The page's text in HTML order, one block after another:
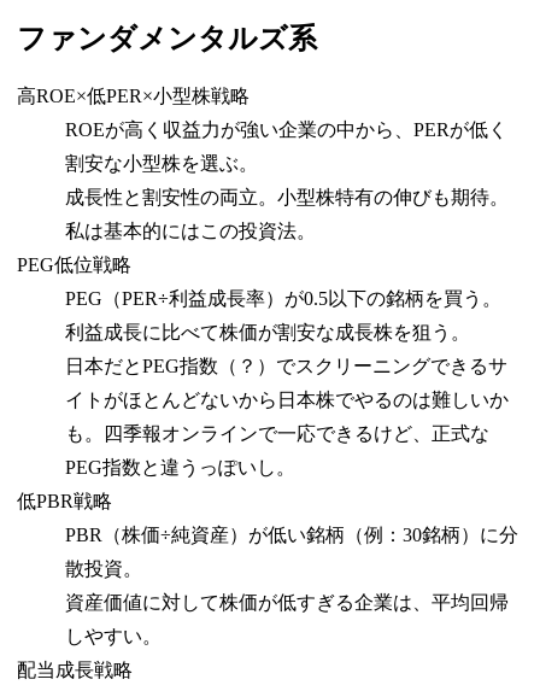
ファンダメンタルズ系
高ROE×低PER×小型株戦略
ROEが高く収益力が強い企業の中から、PERが低く
割安な小型株を選ぶ。
成長性と割安性の両立。小型株特有の伸びも期待。
私は基本的にはこの投資法。
PEG低位戦略
PEG（PER÷利益成長率）が0.5以下の銘柄を買う。
利益成長に比べて株価が割安な成長株を狙う。
日本だとPEG指数（？）でスクリーニングできるサ
イトがほとんどないから日本株でやるのは難しいか
も。四季報オンラインで一応できるけど、正式な
PEG指数と違うっぽいし。
低PBR戦略
PBR（株価÷純資産）が低い銘柄（例：30銘柄）に分
散投資。
資産価値に対して株価が低すぎる企業は、平均回帰
しやすい。
配当成長戦略